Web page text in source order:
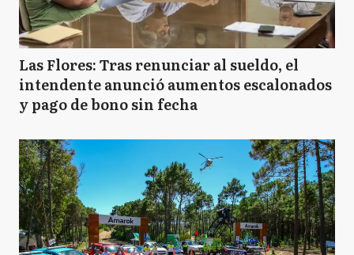
Las Flores: Tras renunciar al sueldo, el
intendente anunció aumentos escalonados
y pago de bono sin fecha